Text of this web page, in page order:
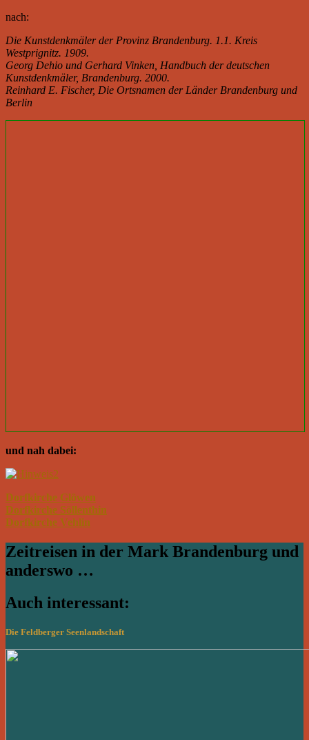
nach:
Die Kunstdenkmäler der Provinz Brandenburg. 1.1. Kreis
Westprignitz. 1909.
Georg Dehio und Gerhard Vinken, Handbuch der deutschen
Kunstdenkmäler, Brandenburg. 2000.
Reinhard E. Fischer, Die Ortsnamen der Länder Brandenburg und
Berlin
und nah dabei:
Dorfkirche Glöwen
Dorfkirche Söllenthin
Dorfkirche Vehlin
Zeitreisen in der Mark Brandenburg und
anderswo …
Auch interessant:
Die Feldberger Seenlandschaft